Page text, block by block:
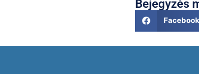
Bejegyzés
Facebook